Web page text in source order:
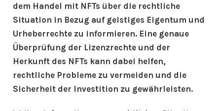
dem Handel mit NFTs über die rechtliche
Situation in Bezug auf geistiges Eigentum und
Urheberrechte zu informieren. Eine genaue
Überprüfung der Lizenzrechte und der
Herkunft des NFTs kann dabei helfen,
rechtliche Probleme zu vermeiden und die
Sicherheit der Investition zu gewährleisten.